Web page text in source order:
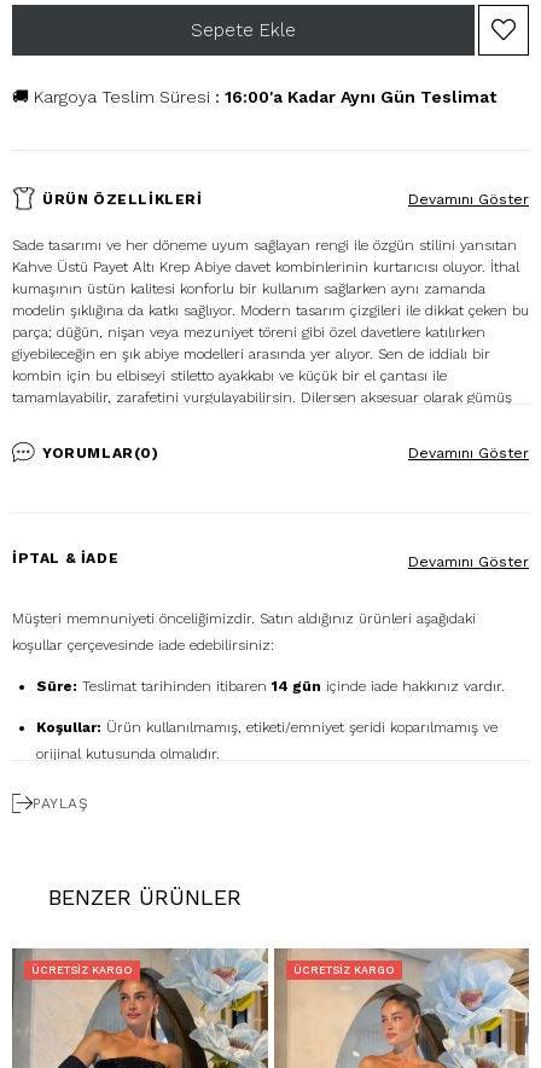
🚚 Kargoya Teslim Süresi : 16:00'a Kadar Aynı Gün Teslimat
ÜRÜN ÖZELLIKLERI
Sade tasarımı ve her döneme uyum sağlayan rengi ile özgün stilini yansıtan
Kahve Üstü Payet Altı Krep Abiye davet kombinlerinin kurtarıcısı oluyor. İthal
kumaşının üstün kalitesi konforlu bir kullanım sağlarken aynı zamanda
modelin şıklığına da katkı sağlıyor. Modern tasarım çizgileri ile dikkat çeken bu
parça; düğün, nişan veya mezuniyet töreni gibi özel davetlere katılırken
giyebileceğin en şık abiye modelleri arasında yer alıyor. Sen de iddialı bir
kombin için bu elbiseyi stiletto ayakkabı ve küçük bir el çantası ile
tamamlayabilir, zarafetini vurgulayabilirsin. Dilersen aksesuar olarak gümüş
eşleştirebilirsin.
Devamını Göster
YORUMLAR(0) Devamını Göster
İPTAL & İADE
Müşteri memnuniyeti önceliğimizdir. Satın aldığınız ürünleri aşağıdaki
koşullar çerçevesinde iade edebilirsiniz:
Süre: Teslimat tarihinden itibaren 14 gün içinde iade hakkınız vardır.
Koşullar: Ürün kullanılmamış, etiketi/emniyet şeridi koparılmamış ve
orijinal kutusunda olmalıdır.
Ücretsiz Gönderim:
Geri Ödeme:
İadeniz onaylandıktan sonra kredi kartı ödemeleri 7 iş
edilmemektedir.
Hatalı Ürün:Ürünün kusurlu olması durumunda, stoklarımızda varsa
yenisiyle değişim yapılır, yoksa kesintisiz ücret iadesi gerçekleştirilir.
Devamını Göster
PAYLAŞ
BENZER ÜRÜNLER
ÜCRETSIZ KARGO ÜCRETSIZ KARGO